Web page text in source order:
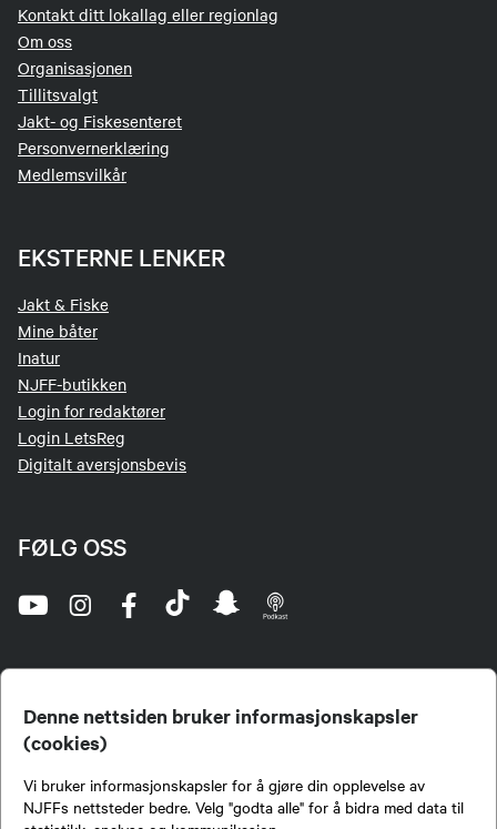
Denne nettsiden bruker informasjonskapsler
(cookies)
Vi bruker informasjonskapsler for å gjøre din opplevelse av
NJFFs nettsteder bedre. Velg "godta alle" for å bidra med data til
Kontakt ditt lokallag eller regionlag
Om oss
Organisasjonen
Tillitsvalgt
Jakt- og Fiskesenteret
Personvernerklæring
Medlemsvilkår
EKSTERNE LENKER
Jakt & Fiske
Mine båter
Inatur
NJFF-butikken
Login for redaktører
Login LetsReg
Digitalt aversjonsbevis
FØLG OSS
jegere og sportsfiskere og et av de viktigste miljøene for formidling av kunnskap om jakt og
fiske i Norge. Vi er en partipolitisk nøytral organisasjon, men har et sterkt jakt-, fiske-, og
naturpolitisk engasjement i mange saker.